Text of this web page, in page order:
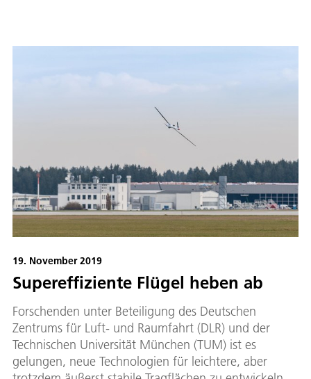
19. November 2019
Supereffiziente Flügel heben ab
Forschenden unter Beteiligung des Deutschen
Zentrums für Luft- und Raumfahrt (DLR) und der
Technischen Universität München (TUM) ist es
gelungen, neue Technologien für leichtere, aber